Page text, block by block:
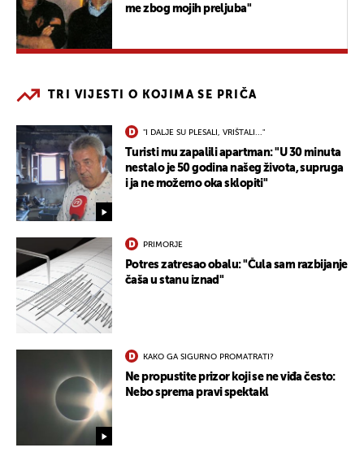
me zbog mojih preljuba"
TRI VIJESTI O KOJIMA SE PRIČA
"I DALJE SU PLESALI, VRIŠTALI..."
Turisti mu zapalili apartman: "U 30 minuta
nestalo je 50 godina našeg života, supruga
i ja ne možemo oka sklopiti"
PRIMORJE
Potres zatresao obalu: "Čula sam razbijanje
čaša u stanu iznad"
KAKO GA SIGURNO PROMATRATI?
Ne propustite prizor koji se ne viđa često:
Nebo sprema pravi spektakl